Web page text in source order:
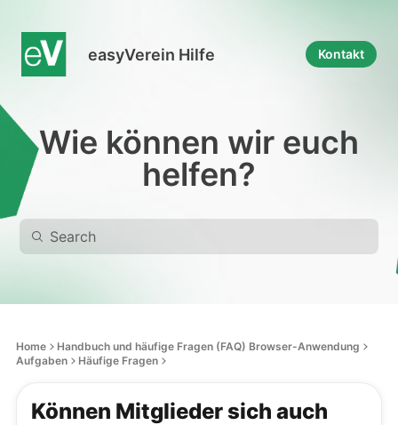
easyVerein Hilfe Kontakt
Wie können wir euch
helfen?
Home
Handbuch und häufige Fragen (FAQ) Browser-Anwendung
Aufgaben
Häufige Fragen
Können Mitglieder sich auch